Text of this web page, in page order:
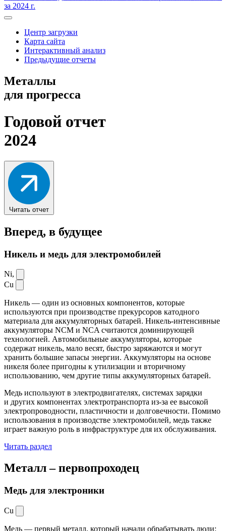
за 2024 г.
Центр загрузки
Карта сайта
Интерактивный анализ
Предыдущие отчеты
Металлы
для прогресса
Годовой отчет
2024
Читать отчет
Вперед, в будущее
Никель и медь для электромобилей
Ni,
Cu
Никель — один из основных компонентов, которые
используются при производстве прекурсоров катодного
материала для аккумуляторных батарей. Никель-интенсивные
аккумуляторы NCM и NCA считаются доминирующей
технологией. Автомобильные аккумуляторы, которые
содержат никель, мало весят, быстро заряжаются и могут
хранить большие запасы энергии. Аккумуляторы на основе
никеля более пригодны к утилизации и вторичному
использованию, чем другие типы аккумуляторных батарей.
Медь используют в электродвигателях, системах зарядки
и других компонентах электротранспорта из-за ее высокой
электропроводности, пластичности и долговечности. Помимо
использования в производстве электромобилей, медь также
играет важную роль в инфраструктуре для их обслуживания.
Читать раздел
Металл –первопроходец
Медь для электроники
Cu
Медь — первый металл, который начали обрабатывать люди: